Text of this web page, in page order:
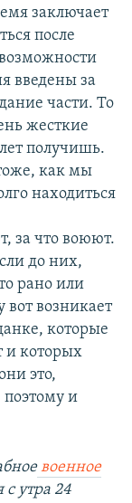
заключает
после
введены за
части. То
жесткие
получишь.
как мы
находиться
за что воюют.
до них,
рано или
возникает
которые
и которых
это,
и
военное
утра 24